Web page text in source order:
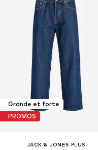
Grande et forte
PROMOS
JACK & JONES PLUS